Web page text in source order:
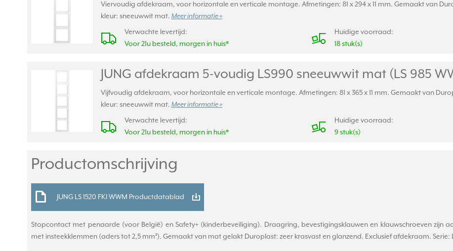
Viervoudig afdekraam, voor horizontale en verticale montage. Afmetingen: 81 x 294 x 11 mm. Gemaakt van
kleur: sneeuwwit mat. Meer informatie »
Verwachte levertijd:
Voor 21u besteld, morgen in huis*
Huidige voorraad:
18 stuk(s)
JUNG afdekraam 5-voudig LS990 sneeuwwit mat (LS 985
Vijfvoudig afdekraam, voor horizontale en verticale montage. Afmetingen: 81 x 365 x 11 mm. Gemaakt van
kleur: sneeuwwit mat. Meer informatie »
Verwachte levertijd:
Voor 21u besteld, morgen in huis*
Huidige voorraad:
9 stuk(s)
Productomschrijving
JUNG LS 1520 FKI WWM Productdatablad
Stopcontact met penaarde (voor België) en Safety+ (kinderbeveiliging). Draagring, bevestigingsklauwen en klauwschroeven zijn
met insteekklemmen (aders tot 2,5 mm²). Gemaakt van mat gelakt Duroplast: zeer krasvast en glanzend. Exclusief afdekraam. Serie: